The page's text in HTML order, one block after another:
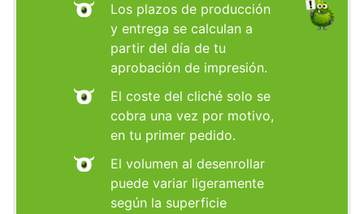
Los plazos de producción
y entrega se calculan a
partir del día de tu
aprobación de impresión.
El coste del cliché solo se
cobra una vez por motivo,
en tu primer pedido.
El volumen al desenrollar
puede variar ligeramente
según la superficie